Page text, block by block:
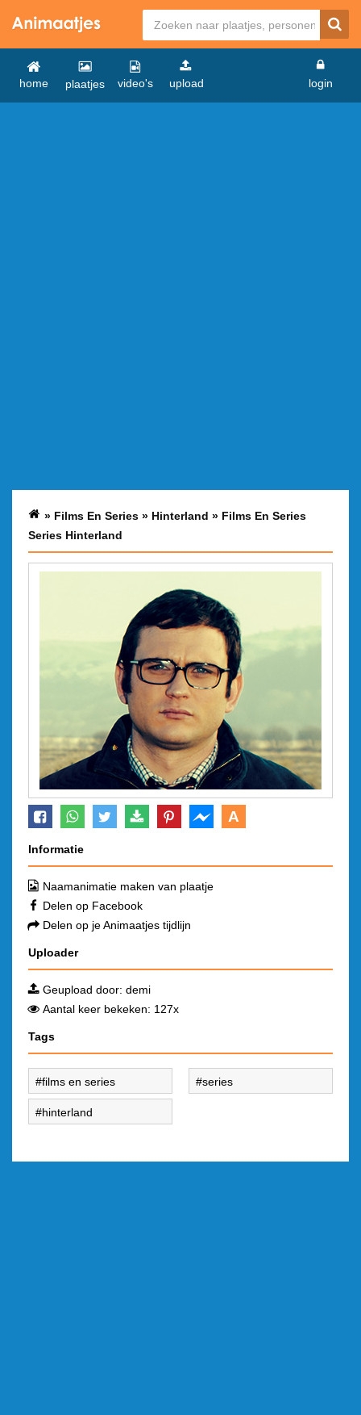
home plaatjes video's upload login
» Films En Series » Hinterland » Films En Series
Series Hinterland
A
Informatie
Naamanimatie maken van plaatje
Delen op Facebook
Delen op je Animaatjes tijdlijn
Uploader
Geupload door: demi
Aantal keer bekeken: 127x
Tags
films en series series
hinterland